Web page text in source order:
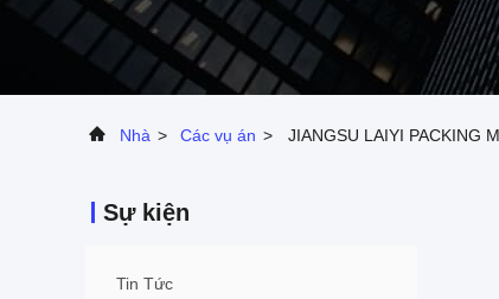
Nhà > Các vụ án > JIANGSU LAIYI PACKING
Sự kiện
Tin Tức